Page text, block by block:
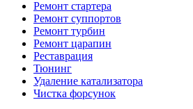
Ремонт стартера
Ремонт суппортов
Ремонт турбин
Ремонт царапин
Реставрация
Тюнинг
Удаление катализатора
Чистка форсунок